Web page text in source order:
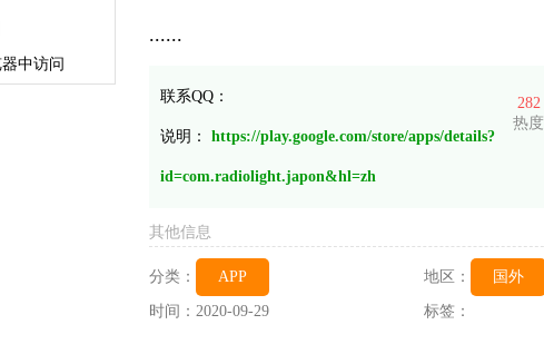
中访问
......
联系QQ：
说明： https://play.google.com/store/apps/details?
id=com.radiolight.japon&hl=zh
282
热度
其他信息
分类： APP 地区： 国外
时间： 2020-09-29 标签：